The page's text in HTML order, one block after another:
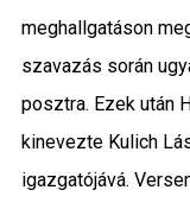
meghallgatáson
szavazás során
posztra. Ezek után
kinevezte Kulich
igazgatójává.